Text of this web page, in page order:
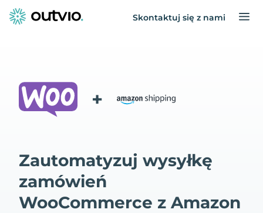
Skontaktuj się z nami
+
Zautomatyzuj wysyłkę
zamówień
WooCommerce z Amazon